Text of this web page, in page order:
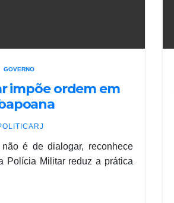
GOVERNO
impõe ordem em
é de dialogar, reconhece
Polícia Militar reduz a prática